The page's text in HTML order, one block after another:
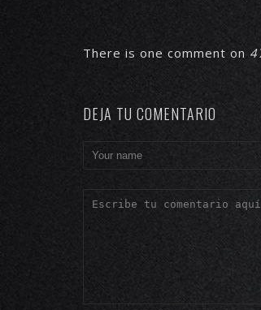
There is one comment on
DEJA TU COMENTARIO